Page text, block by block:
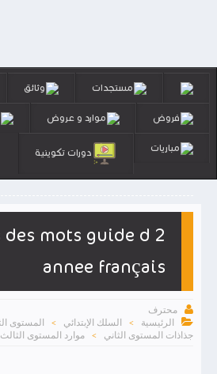
مستجدات وثائق
فروض موارد و عروض
مباريات دورات تكوينية
des mots guide d 2
annee français

محترف

الرئيسية > السلك الإبتدائي > المستوى
جذاذات المستوى الثاني > موارد المستوى الثالث